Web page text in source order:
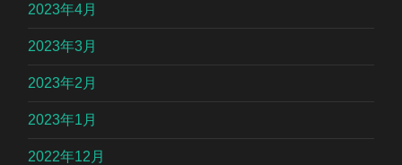
2023年4月
2023年3月
2023年2月
2023年1月
2022年12月